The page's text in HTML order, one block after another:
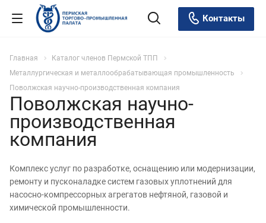
Контакты
Главная
Каталог членов Пермской ТПП
Металлургическая и металлообрабатывающая промышленность
Поволжская научно-производственная компания
Поволжская научно-
производственная
компания
Комплекс услуг по разработке, оснащению или модернизации,
ремонту и пусконаладке систем газовых уплотнений для
насосно-компрессорных агрегатов нефтяной, газовой и
химической промышленности.